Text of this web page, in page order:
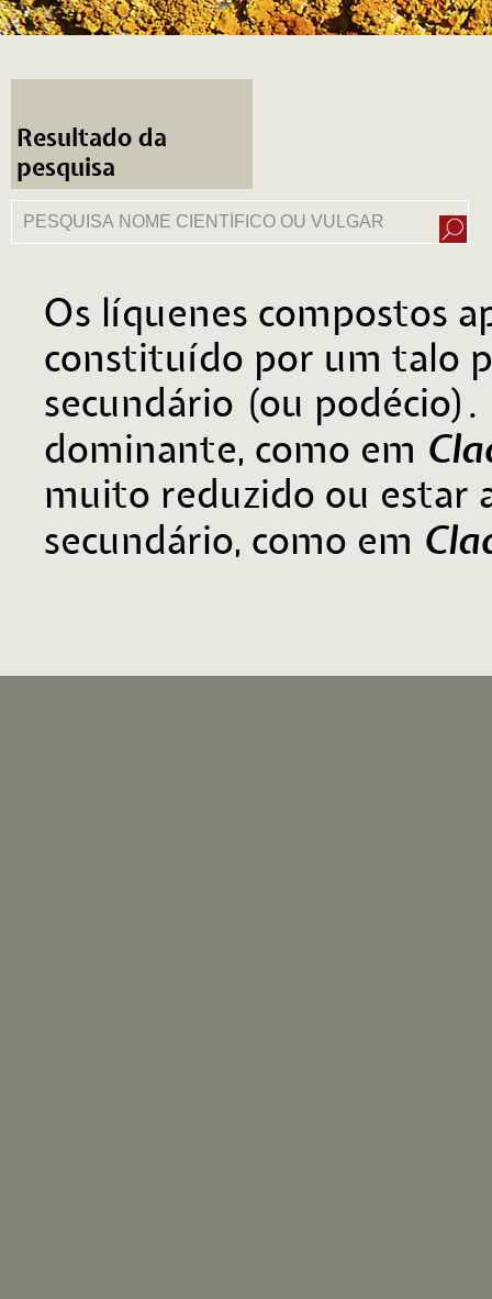
Resultado da
pesquisa
Os líquenes compostos
constituído por um talo
secundário (ou
dominante, como em
muito reduzido ou estar
secundário, como em